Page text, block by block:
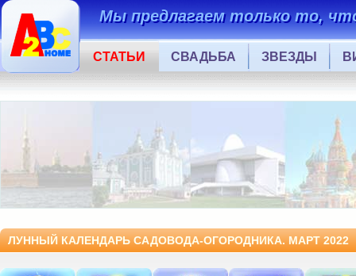
Мы предлагаем только то,
СТАТЬИ СВАДЬБА ЗВЕЗДЫ
ЛУННЫЙ КАЛЕНДАРЬ САДОВОДА-ОГОРОДНИКА. МАРТ 2022